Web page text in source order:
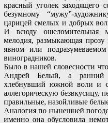
красный уголек заходящего
безумному “мужу”-
царицей смелых и добрых
И всюду ошеломительная
мелодия, размыкающая
явном или
виноградников.
Было в нашей словесности
Андрей Белый, а ранний
хлебнувший южной воли и
аллегорическую безвкусицу,
правильные, назойливые
Аналогия по нынешней
именно она обусловила